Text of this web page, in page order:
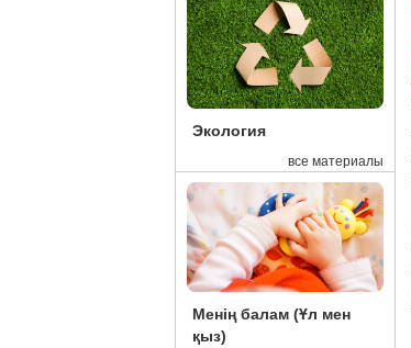
Экология
все материалы
Менің балам (Ұл мен
қыз)